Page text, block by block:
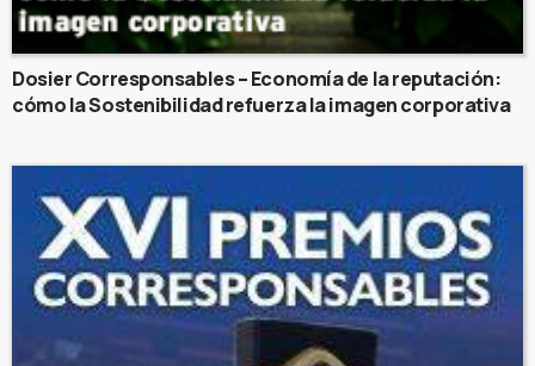
Dosier Corresponsables – Economía de la reputación:
cómo la Sostenibilidad refuerza la imagen corporativa